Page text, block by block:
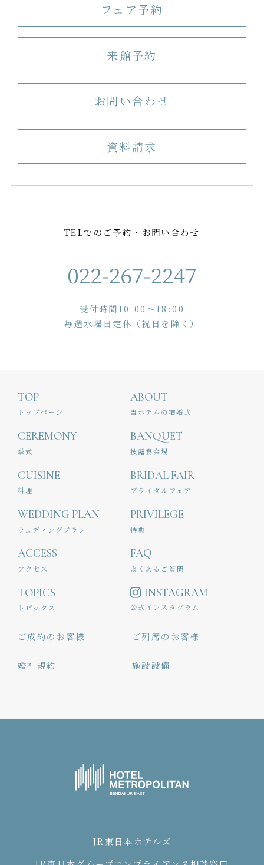
フェア予約
来館予約
お問い合わせ
資料請求
TELでのご予約・お問い合わせ
受付時間10:00〜18:00
毎週水曜日定休（祝日を除く）
TOP
トップページ
ABOUT
当ホテルの結婚式
CEREMONY
挙式
BANQUET
披露宴会場
CUISINE
料理
BRIDAL FAIR
ブライダルフェア
WEDDING PLAN
ウェディングプラン
PRIVILEGE
特典
ACCESS
アクセス
FAQ
よくあるご質問
TOPICS
トピックス
INSTAGRAM
公式インスタグラム
ご成約のお客様 ご列席のお客様
婚礼規約 施設設備
JR東日本ホテルズ